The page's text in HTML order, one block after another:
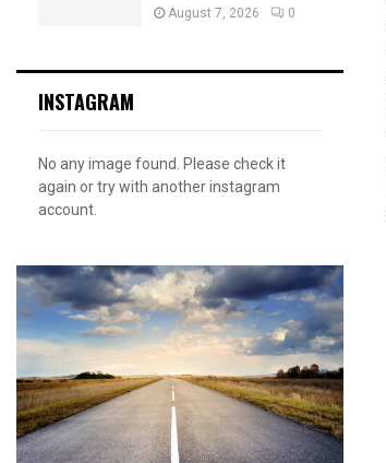
August 7, 2026 0
INSTAGRAM
No any image found. Please check it
again or try with another instagram
account.